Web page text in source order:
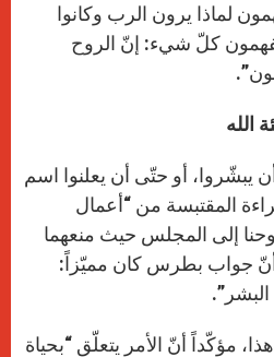
لماذا يرون الرب وكانوا
كلّ شيء: إنّ الروح
الله
أو حتّى أن يعلنوا اسم
المقتبسة من “أعمال
إلى المجلس حيث منعهما
أنّ جواب بطرس كان مميّزاً:
مؤكّداً أنّ الأمر يتعلّق “بحياة